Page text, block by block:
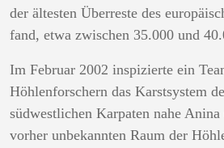
der ältesten Überreste des
fand, etwa zwischen 35.000 und
Im Februar 2002 inspizierte ein
Höhlenforschern das Karstsystem
südwestlichen Karpaten nahe
vorher unbekannten Raum der